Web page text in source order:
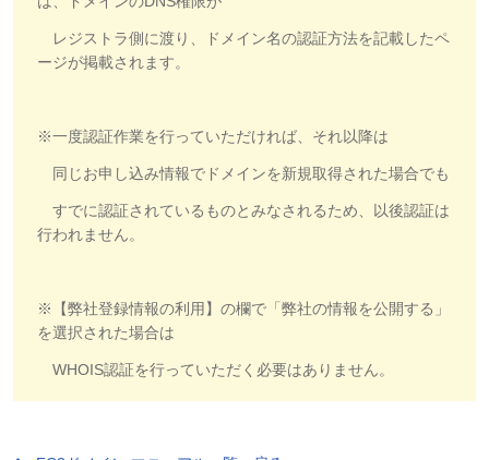
レジストラ側に渡り、ドメイン名の認証方法を記載したペ
ージが掲載されます。
※一度認証作業を行っていただければ、それ以降は
同じお申し込み情報でドメインを新規取得された場合でも
すでに認証されているものとみなされるため、以後認証は
行われません。
※【弊社登録情報の利用】の欄で「弊社の情報を公開する」
を選択された場合は
WHOIS認証を行っていただく必要はありません。